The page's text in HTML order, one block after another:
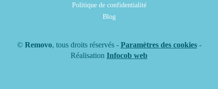
Politique de confidentialité
Blog
© Removo, tous droits réservés - Paramètres des cookies-
Réalisation Infocob web